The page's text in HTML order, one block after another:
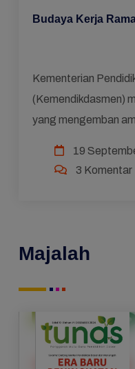
Budaya Kerja
Kementerian
(Kemendikdasmen)
yang mengemban
19
3 Komentar
Majalah